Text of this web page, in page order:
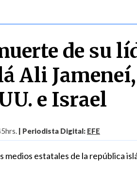
de su
Ali
e Israel
| Periodista Digital: EFE
medios estatales de la república